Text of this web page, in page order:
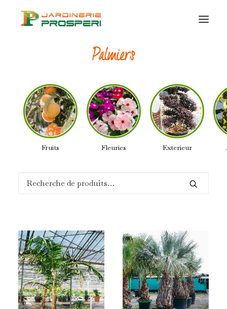
CERTIFICATION
BIO
CONSEILS ET IDÉES
Palmiers
Fruits Fleuries Exterieur
Recherche